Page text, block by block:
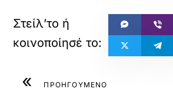
« ΠΡΟΗΓΟΥΜΕΝΟ